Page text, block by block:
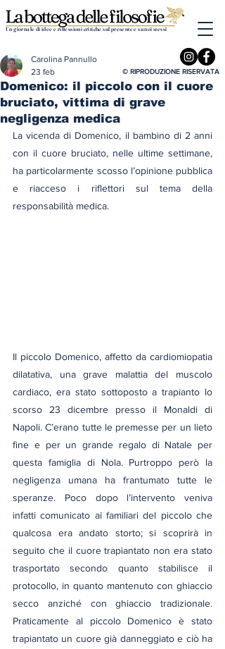
Un giornale di idee e riflessioni critiche sul presente e su noi stessi
Domenico: il piccolo con il cuore
bruciato, vittima di grave
negligenza medica
Carolina Pannullo
23 feb
La vicenda di Domenico, il bambino di 2 anni
con il cuore bruciato, nelle ultime settimane,
ha particolarmente scosso l’opinione pubblica
e riacceso i riflettori sul tema della
responsabilità medica.
Il piccolo Domenico, affetto da cardiomiopatia
dilatativa, una grave malattia del muscolo
cardiaco, era stato sottoposto a trapianto lo
scorso 23 dicembre presso il Monaldi di
Napoli. C’erano tutte le premesse per un lieto
fine e per un grande regalo di Natale per
questa famiglia di Nola. Purtroppo però la
negligenza umana ha frantumato tutte le
speranze. Poco dopo l’intervento veniva
infatti comunicato ai familiari del piccolo che
qualcosa era andato storto; si scoprirà in
seguito che il cuore trapiantato non era stato
trasportato secondo quanto stabilisce il
protocollo, in quanto mantenuto con ghiaccio
secco anziché con ghiaccio tradizionale.
Praticamente al piccolo Domenico è stato
trapiantato un cuore già danneggiato e ciò ha
© RIPRODUZIONE RISERVATA